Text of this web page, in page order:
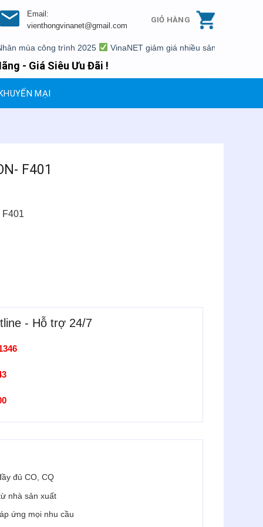
Email:
vienthongvinanet@gmail.com
GIỎ HÀNG
công trình 2025 VinaNET giảm giá nhiều sản phẩm
- Giá Siêu Ưu Đãi !
MẠI
F401
F401
- Hỗ trợ 24/7
đủ CO, CQ
nhà sản xuất
ứng mọi nhu cầu